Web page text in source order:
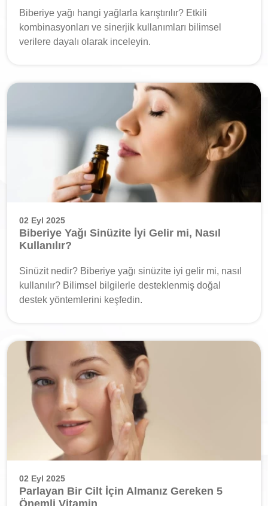
Biberiye yağı hangi yağlarla karıştırılır? Etkili
kombinasyonları ve sinerjik kullanımları bilimsel
verilere dayalı olarak inceleyin.
02 Eyl 2025
Biberiye Yağı Sinüzite İyi Gelir mi, Nasıl
Kullanılır?
Sinüzit nedir? Biberiye yağı sinüzite iyi gelir mi, nasıl
kullanılır? Bilimsel bilgilerle desteklenmiş doğal
destek yöntemlerini keşfedin.
02 Eyl 2025
Parlayan Bir Cilt İçin Almanız Gereken 5
Önemli Vitamin